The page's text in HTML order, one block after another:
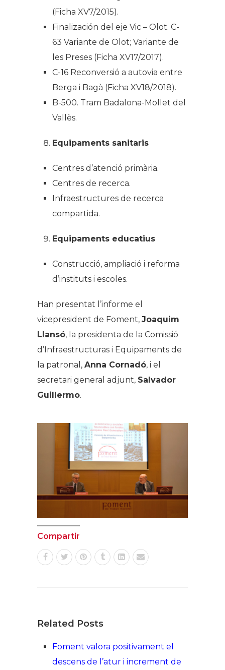
(Ficha XV7/2015).
Finalización del eje Vic – Olot. C-
63 Variante de Olot; Variante de
les Preses (Ficha XV17/2017).
C-16 Reconversió a autovia entre
Berga i Bagà (Ficha XV18/2018).
B-500. Tram Badalona-Mollet del
Vallès.
Equipaments sanitaris
Centres d’atenció primària.
Centres de recerca.
Infraestructures de recerca
compartida.
Equipaments educatius
Construcció, ampliació i reforma
d’instituts i escoles.
Han presentat l’informe el
vicepresident de Foment, Joaquim
Llansó, la presidenta de la Comissió
d’Infraestructuras i Equipaments de
la patronal, Anna Cornadó, i el
secretari general adjunt, Salvador
Guillermo.
Compartir
Related Posts
Foment valora positivament el
descens de l’atur i increment de